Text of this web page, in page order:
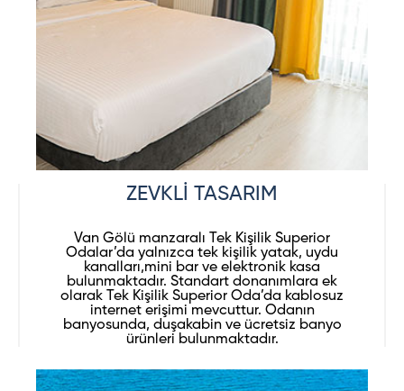
ZEVKLİ TASARIM
Van Gölü manzaralı Tek Kişilik Superior
Odalar’da yalnızca tek kişilik yatak, uydu
kanalları,mini bar ve elektronik kasa
bulunmaktadır. Standart donanımlara ek
olarak Tek Kişilik Superior Oda’da kablosuz
internet erişimi mevcuttur. Odanın
banyosunda, duşakabin ve ücretsiz banyo
ürünleri bulunmaktadır.